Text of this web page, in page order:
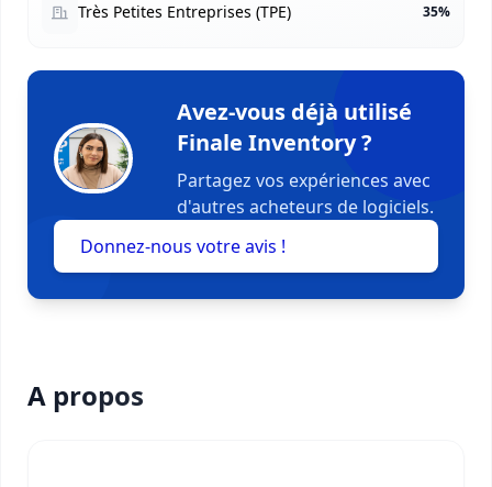
Très Petites Entreprises (TPE) 35%
Avez-vous déjà utilisé
Finale Inventory ?
Partagez vos expériences avec
d'autres acheteurs de logiciels.
Donnez-nous votre avis !
A propos